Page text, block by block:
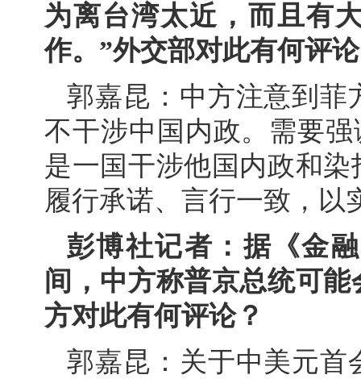
为离台湾太近，而且有
作。”外交部对此有何评
郭嘉昆：中方注意到菲
不干涉中国内政。需要
是一国干涉他国内政和
履行承诺、言行一致，以
彭博社记者：据《金
间，中方称普京总统可
方对此有何评论？
郭嘉昆：关于中美元首